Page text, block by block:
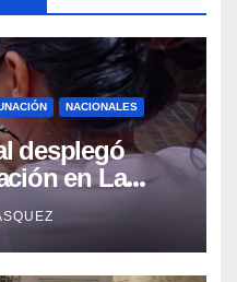
NACIONALES
desplegó
en La
protección